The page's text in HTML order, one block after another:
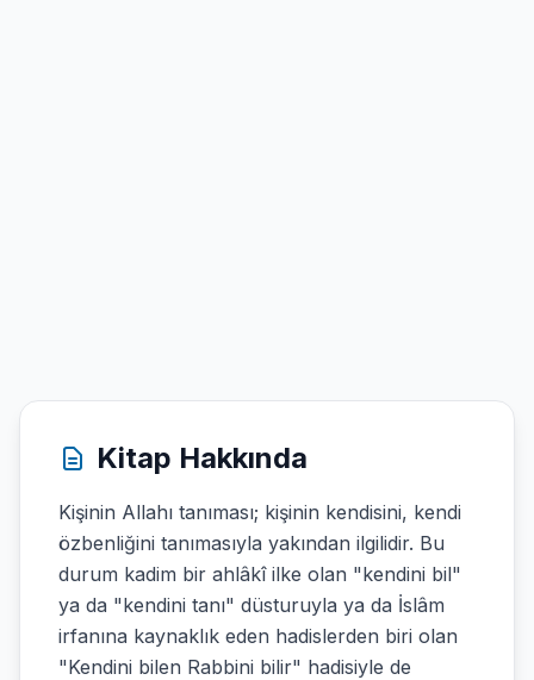
Kitap Hakkında
Kişinin Allahı tanıması; kişinin kendisini, kendi
özbenliğini tanımasıyla yakından ilgilidir. Bu
durum kadim bir ahlâkî ilke olan "kendini bil"
ya da "kendini tanı" düsturuyla ya da İslâm
irfanına kaynaklık eden hadislerden biri olan
"Kendini bilen Rabbini bilir" hadisiyle de